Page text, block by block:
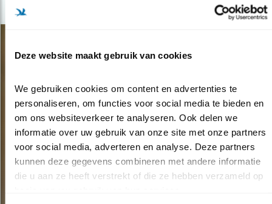
Deze website maakt gebruik van cookies
We gebruiken cookies om content en advertenties te
personaliseren, om functies voor social media te bieden en
om ons websiteverkeer te analyseren. Ook delen we
informatie over uw gebruik van onze site met onze partners
voor social media, adverteren en analyse. Deze partners
kunnen deze gegevens combineren met andere informatie
die u aan ze heeft verstrekt of die ze hebben verzameld op